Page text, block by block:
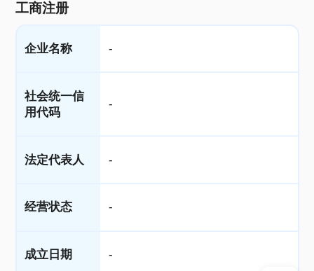
工商注册
企业名称 -
社会统一信
用代码
-
法定代表人 -
经营状态 -
成立日期 -